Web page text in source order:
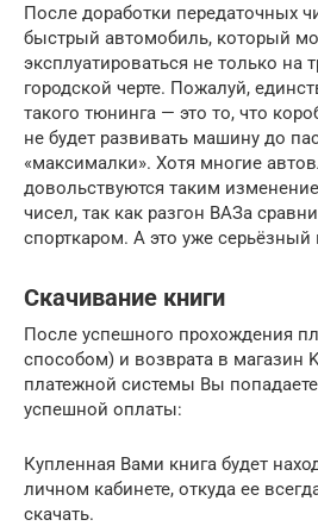
После доработки передаточных
быстрый автомобиль, который
эксплуатироваться не только на
городской черте. Пожалуй,
такого тюнинга — это то, что
не будет развивать машину до
«максималки». Хотя многие
довольствуются таким
чисел, так как разгон ВАЗа
спорткаром. А это уже серьёзный
Скачивание книги
После успешного прохождения
способом) и возврата в магазин
платежной системы Вы
успешной оплаты:
Купленная Вами книга будет
личном кабинете, откуда ее
скачать.